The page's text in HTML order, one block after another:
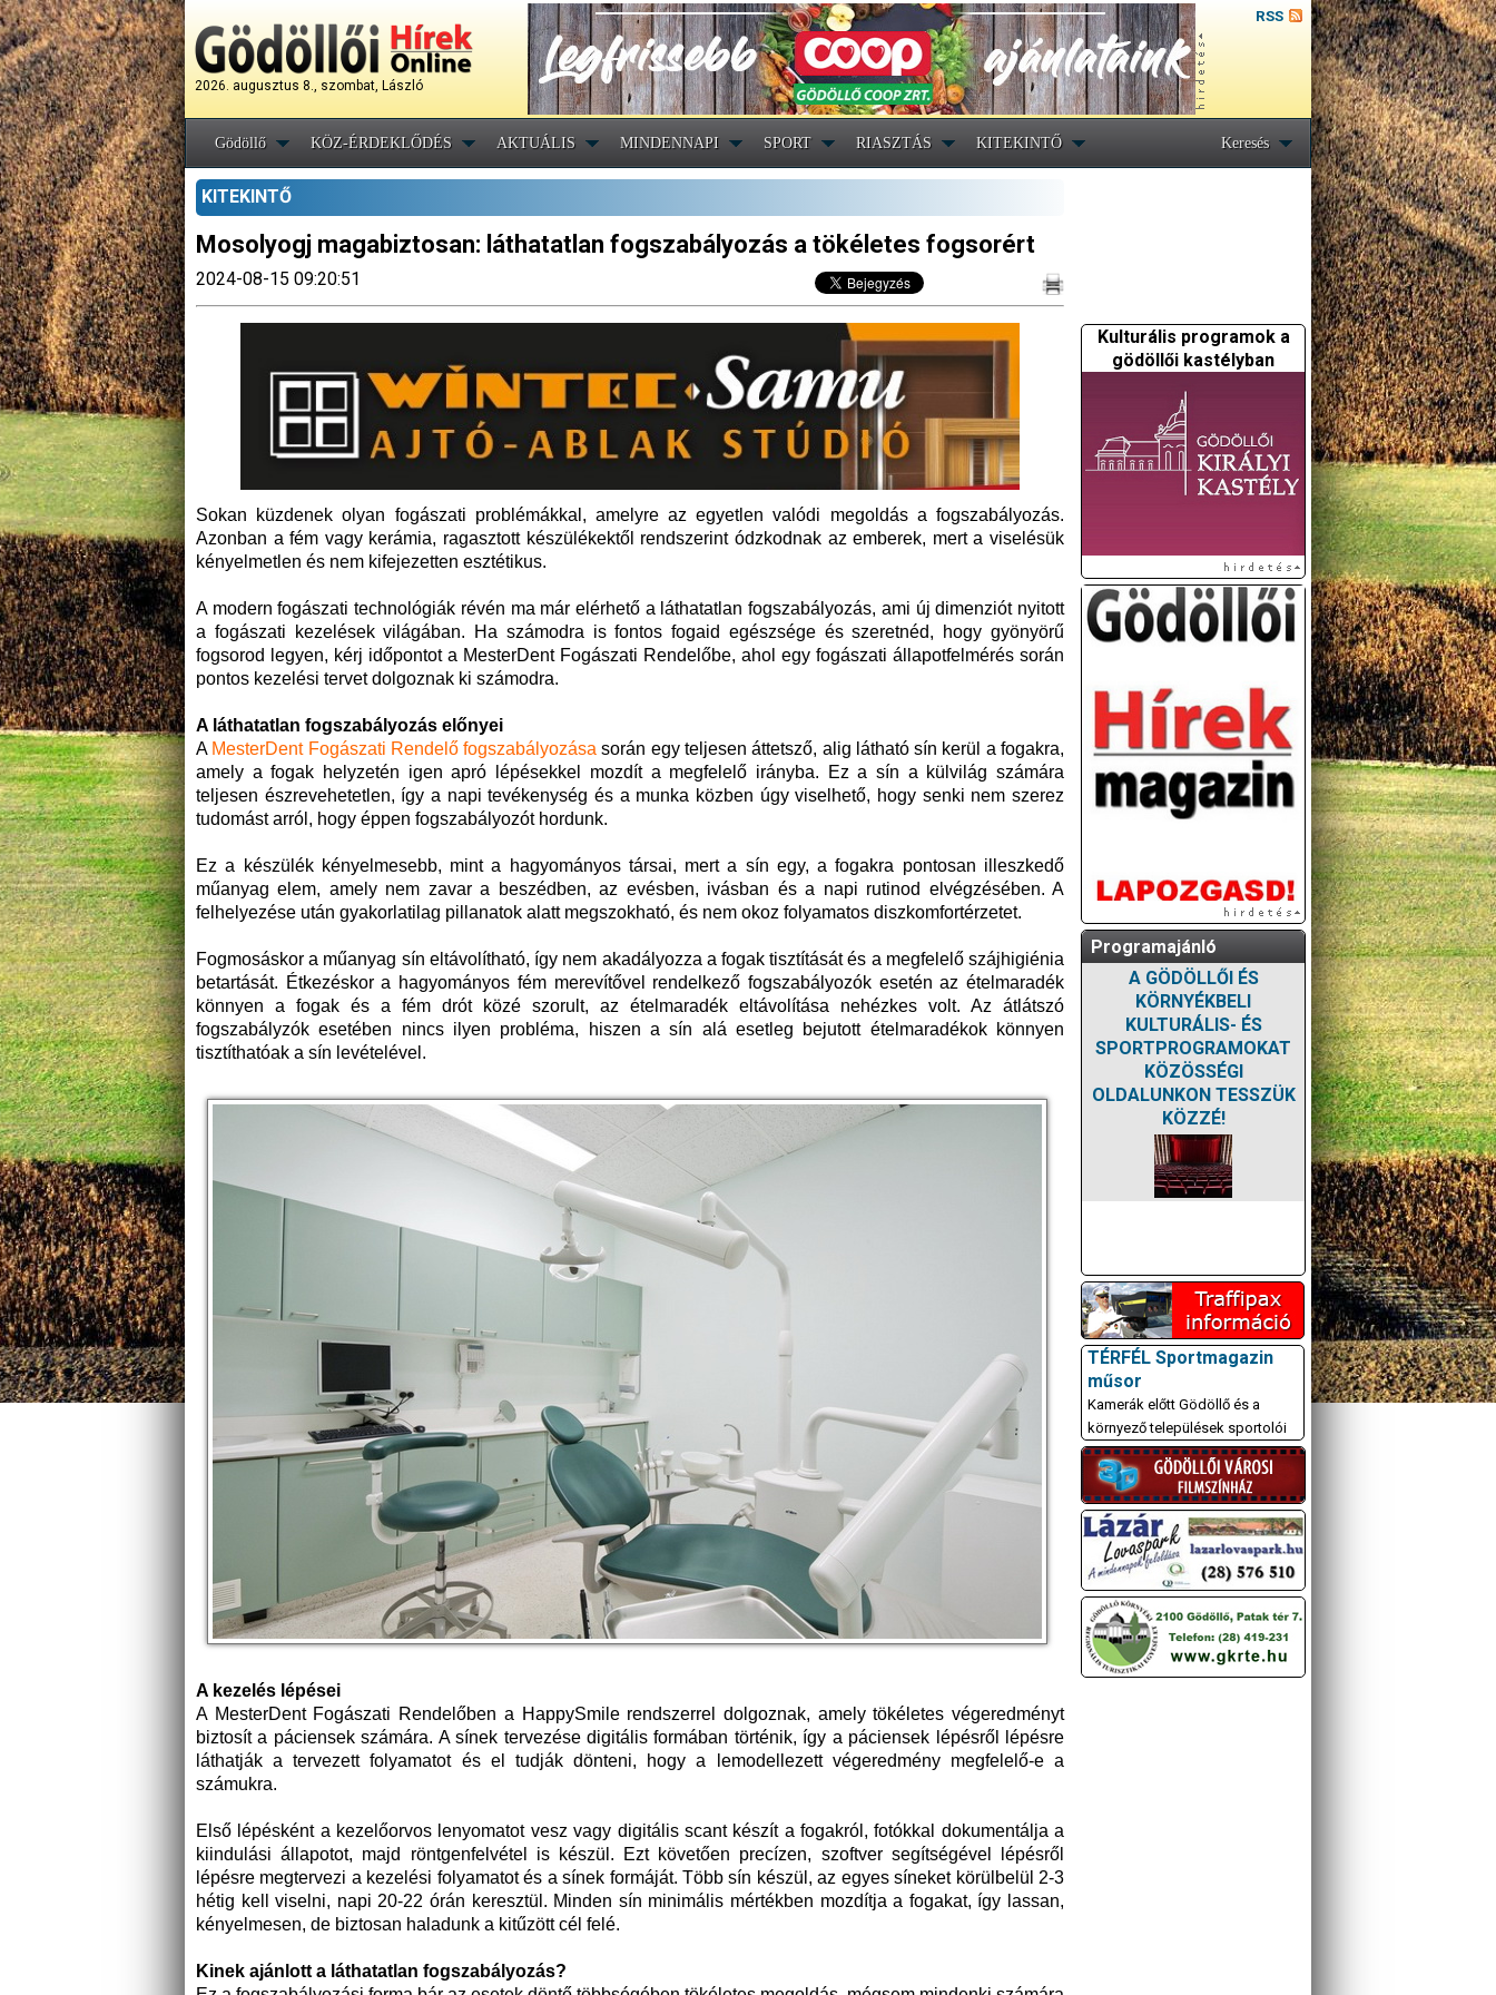
2026. augusztus 8., szombat, László
RSS
Gödöllő KÖZ-ÉRDEKLŐDÉS AKTUÁLIS MINDENNAPI SPORT RIASZTÁS KITEKINTŐ Keresés
KITEKINTŐ
Mosolyogj magabiztosan: láthatatlan fogszabályozás a tökéletes fogsorért
2024-08-15 09:20:51
Sokan küzdenek olyan fogászati problémákkal, amelyre az egyetlen valódi megoldás a fogszabályozás.
Azonban a fém vagy kerámia, ragasztott készülékektől rendszerint ódzkodnak az emberek, mert a viselésük
kényelmetlen és nem kifejezetten esztétikus.
A modern fogászati technológiák révén ma már elérhető a láthatatlan fogszabályozás, ami új dimenziót nyitott
a fogászati kezelések világában. Ha számodra is fontos fogaid egészsége és szeretnéd, hogy gyönyörű
fogsorod legyen, kérj időpontot a MesterDent Fogászati Rendelőbe, ahol egy fogászati állapotfelmérés során
pontos kezelési tervet dolgoznak ki számodra.
A láthatatlan fogszabályozás előnyei
A MesterDent Fogászati Rendelő fogszabályozása során egy teljesen áttetsző, alig látható sín kerül a fogakra,
amely a fogak helyzetén igen apró lépésekkel mozdít a megfelelő irányba. Ez a sín a külvilág számára
teljesen észrevehetetlen, így a napi tevékenység és a munka közben úgy viselhető, hogy senki nem szerez
tudomást arról, hogy éppen fogszabályozót hordunk.
Ez a készülék kényelmesebb, mint a hagyományos társai, mert a sín egy, a fogakra pontosan illeszkedő
műanyag elem, amely nem zavar a beszédben, az evésben, ivásban és a napi rutinod elvégzésében. A
felhelyezése után gyakorlatilag pillanatok alatt megszokható, és nem okoz folyamatos diszkomfortérzetet.
Fogmosáskor a műanyag sín eltávolítható, így nem akadályozza a fogak tisztítását és a megfelelő szájhigiénia
betartását. Étkezéskor a hagyományos fém merevítővel rendelkező fogszabályozók esetén az ételmaradék
könnyen a fogak és a fém drót közé szorult, az ételmaradék eltávolítása nehézkes volt. Az átlátszó
fogszabályzók esetében nincs ilyen probléma, hiszen a sín alá esetleg bejutott ételmaradékok könnyen
tisztíthatóak a sín levételével.
A kezelés lépései
A MesterDent Fogászati Rendelőben a HappySmile rendszerrel dolgoznak, amely tökéletes végeredményt
biztosít a páciensek számára. A sínek tervezése digitális formában történik, így a páciensek lépésről lépésre
láthatják a tervezett folyamatot és el tudják dönteni, hogy a lemodellezett végeredmény megfelelő-e a
számukra.
Első lépésként a kezelőorvos lenyomatot vesz vagy digitális scant készít a fogakról, fotókkal dokumentálja a
kiindulási állapotot, majd röntgenfelvétel is készül. Ezt követően precízen, szoftver segítségével lépésről
lépésre megtervezi a kezelési folyamatot és a sínek formáját. Több sín készül, az egyes síneket körülbelül 2-3
hétig kell viselni, napi 20-22 órán keresztül. Minden sín minimális mértékben mozdítja a fogakat, így lassan,
kényelmesen, de biztosan haladunk a kitűzött cél felé.
Kinek ajánlott a láthatatlan fogszabályozás?
Kulturális programok a
gödöllői kastélyban
Programajánló
A GÖDÖLLŐI ÉS
KÖRNYÉKBELI
KULTURÁLIS- ÉS
SPORTPROGRAMOKAT
KÖZÖSSÉGI
OLDALUNKON TESSZÜK
KÖZZÉ!
TÉRFÉL Sportmagazin
műsor
Kamerák előtt Gödöllő és a
környező települések sportolói